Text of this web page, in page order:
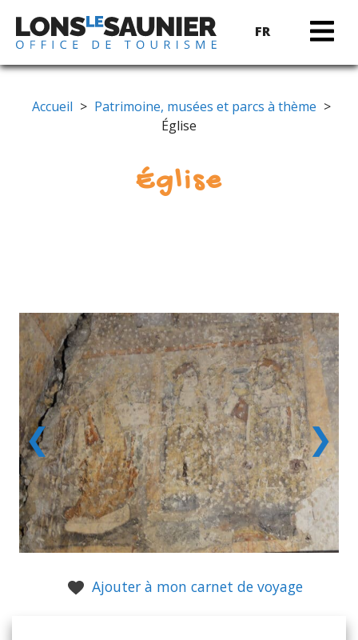
FR
Accueil > Patrimoine, musées et parcs à thème >
Église
Église
❮ ❯
Ajouter à mon carnet de voyage